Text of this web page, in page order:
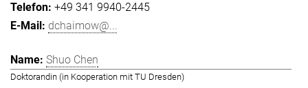
+49 341 9940-2445
dchaimow@...
Shuo Chen
Doktorandin (in Kooperation mit TU Dresden)